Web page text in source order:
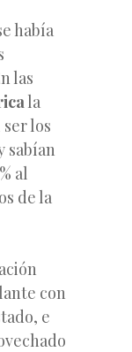
había
las
la
los
sabían
al
de la
con
e